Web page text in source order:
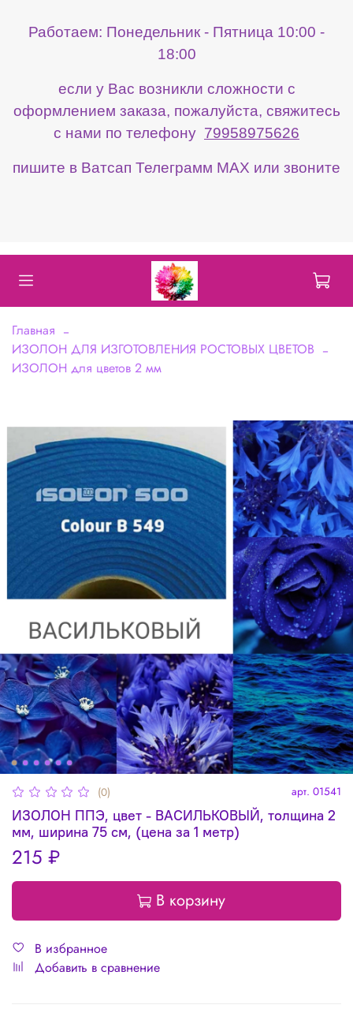
Работаем: Понедельник - Пятница 10:00 -
18:00
если у Вас возникли сложности с
оформлением заказа, пожалуйста, свяжитесь
с нами по телефону 79958975626
пишите в Ватсап Телеграмм МАХ или звоните
Главная
ИЗОЛОН ДЛЯ ИЗГОТОВЛЕНИЯ РОСТОВЫХ ЦВЕТОВ
ИЗОЛОН для цветов 2 мм
(0) арт. 01541
ИЗОЛОН ППЭ, цвет - ВАСИЛЬКОВЫЙ, толщина 2
мм, ширина 75 см, (цена за 1 метр)
215 ₽
В корзину
В избранное
Добавить в сравнение